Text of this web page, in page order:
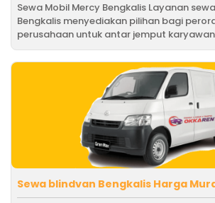
Sewa Mobil Mercy Bengkalis Layanan
Bengkalis menyediakan pilihan bagi
perusahaan untuk antar jemput karyawan
Sewa blindvan Bengkalis Harga